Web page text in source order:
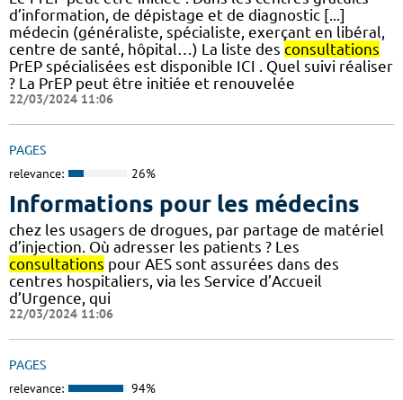
d’information, de dépistage et de diagnostic [...]
médecin (généraliste, spécialiste, exerçant en libéral,
centre de santé, hôpital…) La liste des consultations
PrEP spécialisées est disponible ICI . Quel suivi réaliser
? La PrEP peut être initiée et renouvelée
22/03/2024 11:06
PAGES
relevance: 26%
Informations pour les médecins
chez les usagers de drogues, par partage de matériel
d’injection. Où adresser les patients ? Les
consultations pour AES sont assurées dans des
centres hospitaliers, via les Service d’Accueil
d’Urgence, qui
22/03/2024 11:06
PAGES
relevance: 94%